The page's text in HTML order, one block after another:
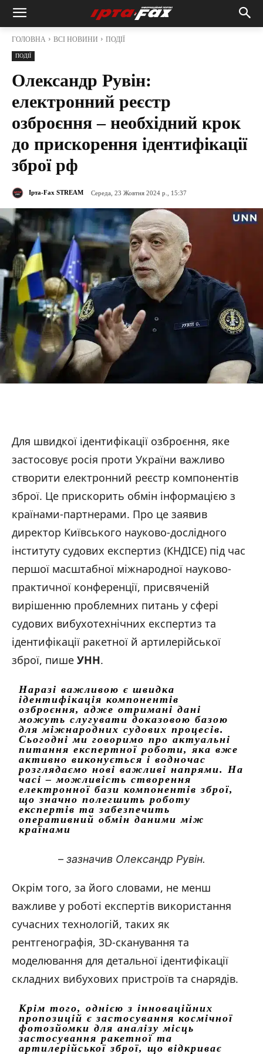
ГОЛОВНА ВСІ НОВИНИ ПОДІЇ
ПОДІЇ
Олександр Рувін:
електронний реєстр
озброєння – необхідний крок
до прискорення ідентифікації
зброї рф
Ірта-Fax STREAM Середа, 23 Жовтня 2024 р., 15:37
Для швидкої ідентифікації озброєння, яке
застосовує росія проти України важливо
створити електронний реєстр компонентів
зброї. Це прискорить обмін інформацією з
країнами-партнерами. Про це заявив
директор Київського науково-дослідного
інституту судових експертиз (КНДІСЕ) під час
першої масштабної міжнародної науково-
практичної конференції, присвяченій
вирішенню проблемних питань у сфері
судових вибухотехнічних експертиз та
ідентифікації ракетної й артилерійської
зброї, пише УНН.
Наразі важливою є швидка
ідентифікація компонентів
озброєння, адже отримані дані
можуть слугувати доказовою базою
для міжнародних судових процесів.
Сьогодні ми говоримо про актуальні
питання експертної роботи, яка вже
активно виконується і водночас
розглядаємо нові важливі напрями. На
часі – можливість створення
електронної бази компонентів зброї,
що значно полегшить роботу
експертів та забезпечить
оперативний обмін даними між
країнами
– зазначив Олександр Рувін.
Окрім того, за його словами, не менш
важливе у роботі експертів використання
сучасних технологій, таких як
рентгенографія, 3D-сканування та
моделювання для детальної ідентифікації
складних вибухових пристроїв та снарядів.
Крім того, однією з інноваційних
пропозицій є застосування космічної
фотозйомки для аналізу місць
застосування ракетної та
артилерійської зброї, що відкриває